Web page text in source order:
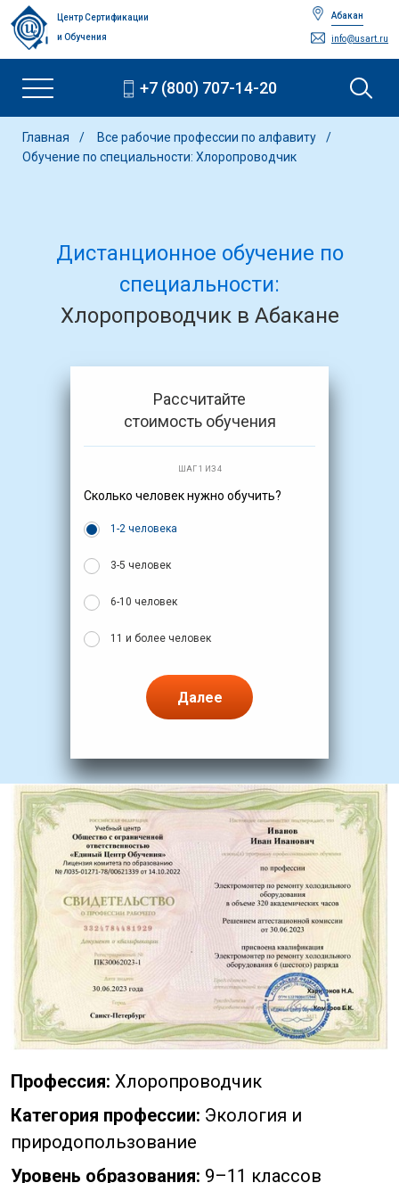
Центр Сертификации
и Обучения
Абакан
info@usart.ru
+7 (800) 707-14-20
Главная
Все рабочие профессии по алфавиту
Обучение по специальности: Хлоропроводчик
Дистанционное обучение по
специальности:
Хлоропроводчик в Абакане
Рассчитайте
стоимость обучения
ШАГ 1 ИЗ 4
Сколько человек нужно обучить?
1-2 человека
3-5 человек
6-10 человек
11 и более человек
Далее
Профессия: Хлоропроводчик
Категория профессии: Экология и
природопользование
Уровень образования: 9–11 классов